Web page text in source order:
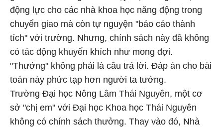
động lực cho các nhà khoa học năng động trong
chuyển giao mà còn tự nguyện "báo cáo thành
tích" với trường. Nhưng, chính sách này đã không
có tác động khuyến khích như mong đợi.
"Thưởng" không phải là câu trả lời. Đáp án cho bài
toán này phức tạp hơn người ta tưởng.
Trường Đại học Nông Lâm Thái Nguyên, một cơ
sở "chị em" với Đại học Khoa học Thái Nguyên
không có chính sách thưởng. Thay vào đó, Nhà